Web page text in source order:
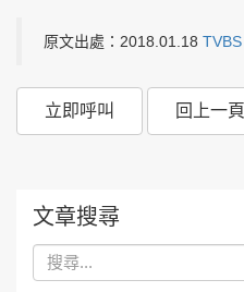
原文出處：2018.01.18 TVBS
立即呼叫 回上一頁
文章搜尋